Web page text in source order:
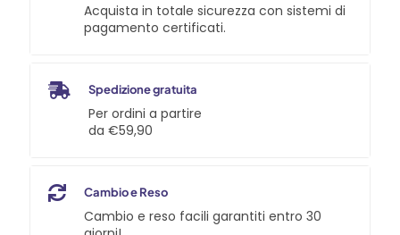
Acquista in totale sicurezza con sistemi di
pagamento certificati.
Spedizione gratuita
Per ordini a partire
da €59,90
Cambio e Reso
Cambio e reso facili garantiti entro 30